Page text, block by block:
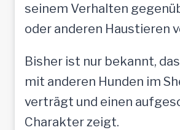
seinem Verhalten
oder anderen Haustieren
Bisher ist nur bekannt,
mit anderen Hunden im
verträgt und einen
Charakter zeigt.